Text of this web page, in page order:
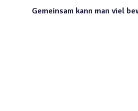
Gemeinsam kann man viel